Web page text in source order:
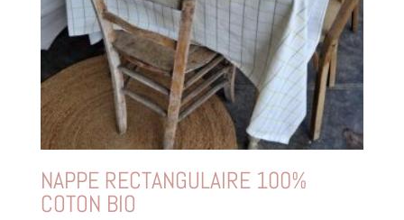
NAPPE RECTANGULAIRE 100%
COTON BIO